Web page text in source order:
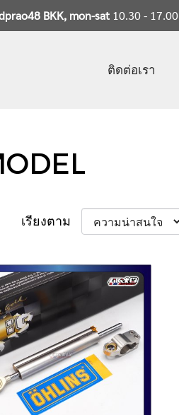
BKK, mon-sat 10.30 - 17.00
ติดต่อเรา
เรียงตาม